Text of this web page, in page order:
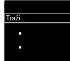
Traži...